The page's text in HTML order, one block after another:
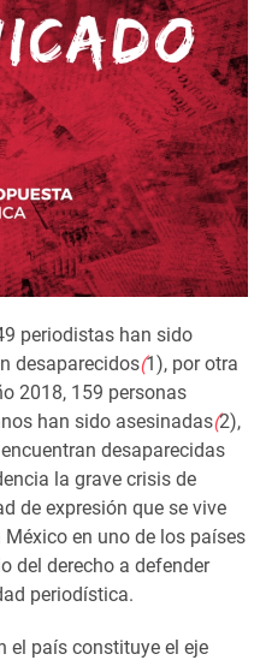
periodistas han sido
desaparecidos(1), por otra
2018, 159 personas
han sido asesinadas(2),
desaparecidas
la grave crisis de
de expresión que se vive
en uno de los países
del derecho a defender
periodística.
el país constituye el eje